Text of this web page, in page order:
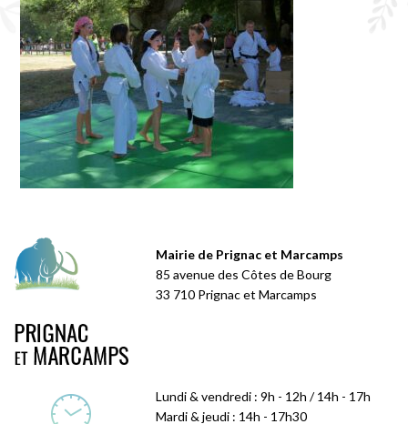
Mairie de Prignac et Marcamps
85 avenue des Côtes de Bourg
33 710 Prignac et Marcamps
Lundi & vendredi : 9h - 12h / 14h - 17h
Mardi & jeudi : 14h - 17h30